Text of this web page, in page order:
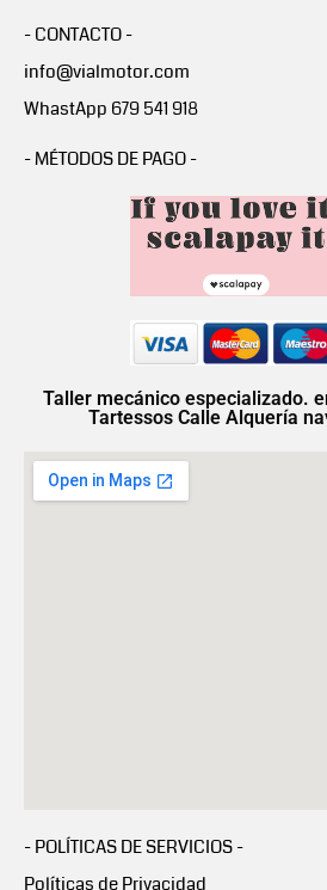
- CONTACTO -
info@vialmotor.com
WhastApp 679 541 918
- MÉTODOS DE PAGO -
Taller mecánico especializado.
Tartessos Calle Alquería
- POLÍTICAS DE SERVICIOS -
Políticas de Privacidad